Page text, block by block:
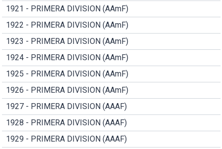
1921 - PRIMERA DIVISION (AAmF)
1922 - PRIMERA DIVISION (AAmF)
1923 - PRIMERA DIVISION (AAmF)
1924 - PRIMERA DIVISION (AAmF)
1925 - PRIMERA DIVISION (AAmF)
1926 - PRIMERA DIVISION (AAmF)
1927 - PRIMERA DIVISION (AAAF)
1928 - PRIMERA DIVISION (AAAF)
1929 - PRIMERA DIVISION (AAAF)